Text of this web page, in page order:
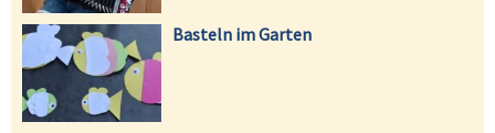
Basteln im Garten